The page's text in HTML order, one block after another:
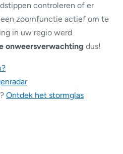
controleren of er
een zoomfunctie actief om te
in uw regio werd
onweersverwachting dus!
Ontdek het stormglas